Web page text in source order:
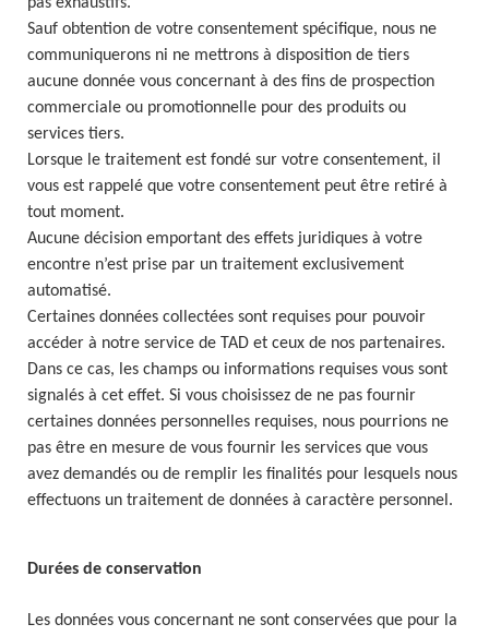
Sauf obtention de votre consentement spécifique, nous ne
communiquerons ni ne mettrons à disposition de tiers
aucune donnée vous concernant à des fins de prospection
commerciale ou promotionnelle pour des produits ou
services tiers.
Lorsque le traitement est fondé sur votre consentement, il
vous est rappelé que votre consentement peut être retiré à
tout moment.
Aucune décision emportant des effets juridiques à votre
encontre n’est prise par un traitement exclusivement
automatisé.
Certaines données collectées sont requises pour pouvoir
accéder à notre service de TAD et ceux de nos partenaires.
Dans ce cas, les champs ou informations requises vous sont
signalés à cet effet. Si vous choisissez de ne pas fournir
certaines données personnelles requises, nous pourrions ne
pas être en mesure de vous fournir les services que vous
avez demandés ou de remplir les finalités pour lesquels nous
effectuons un traitement de données à caractère personnel.
Durées de conservation
Les données vous concernant ne sont conservées que pour la